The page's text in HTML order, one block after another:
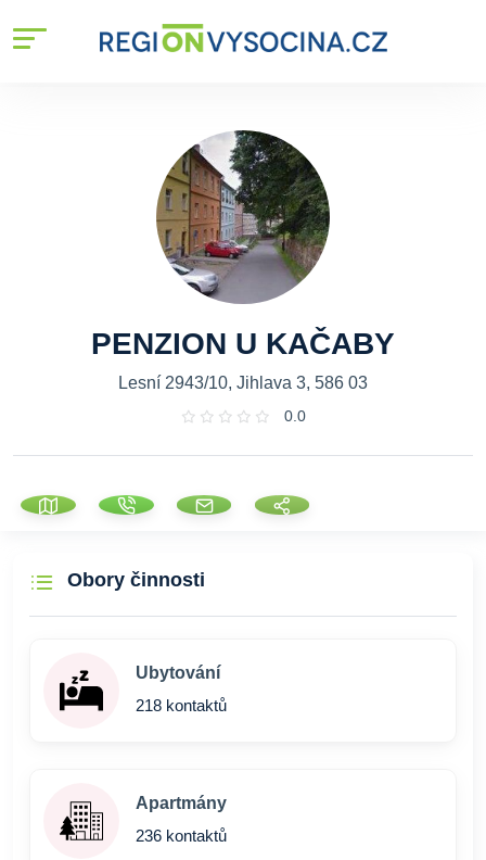
PENZION U KAČABY
Lesní 2943/10, Jihlava 3, 586 03
0.0
Obory činnosti
Ubytování
218 kontaktů
Apartmány
236 kontaktů